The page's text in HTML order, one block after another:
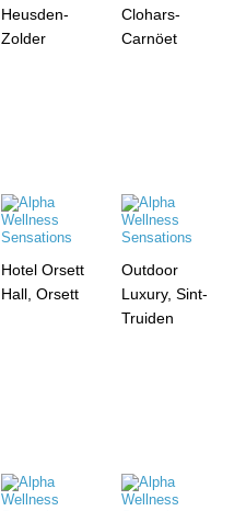
Heusden-
Zolder
Clohars-
Carnöet
Hotel Orsett
Hall, Orsett
Outdoor
Luxury, Sint-
Truiden